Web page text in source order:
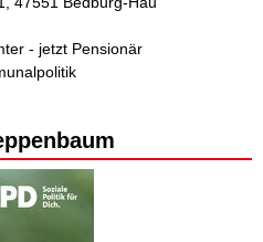
- jetzt Pensionär